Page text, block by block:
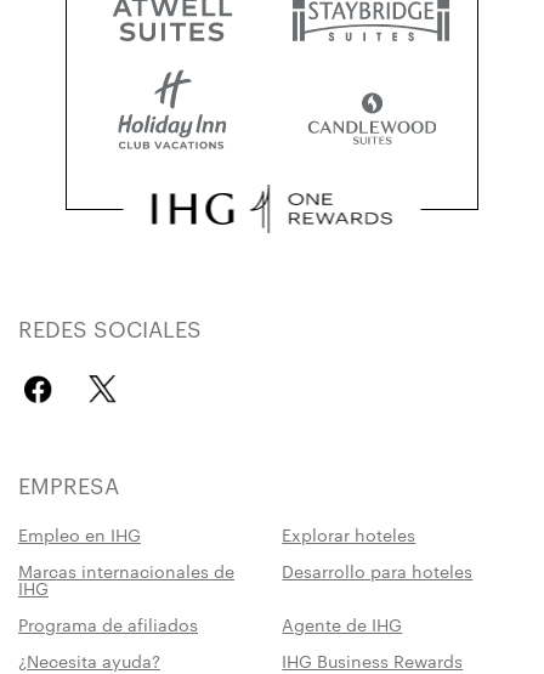
REDES SOCIALES
EMPRESA
Empleo en IHG
Explorar hoteles
Marcas internacionales de
IHG
Desarrollo para hoteles
Programa de afiliados
Agente de IHG
¿Necesita ayuda?
IHG Business Rewards